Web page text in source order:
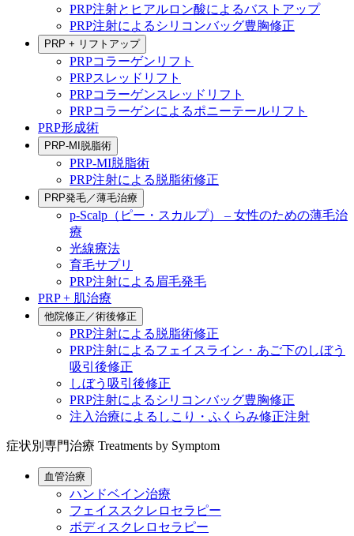
PRP注射とヒアルロン酸によるバストアップ
PRP注射によるシリコンバッグ豊胸修正
PRP + リフトアップ
PRPコラーゲンリフト
PRPスレッドリフト
PRPコラーゲンスレッドリフト
PRPコラーゲンによるポニーテールリフト
PRP形成術
PRP-MI脱脂術
PRP-MI脱脂術
PRP注射による脱脂術修正
PRP発毛／薄毛治療
p-Scalp（ピー・スカルプ） – 女性のための薄毛治
療
光線療法
育毛サプリ
PRP注射による眉毛発毛
PRP + 肌治療
他院修正／術後修正
PRP注射による脱脂術修正
PRP注射によるフェイスライン・あご下のしぼう
吸引後修正
しぼう吸引後修正
PRP注射によるシリコンバッグ豊胸修正
注入治療によるしこり・ふくらみ修正注射
症状別専門治療 Treatments by Symptom
血管治療
ハンドベイン治療
フェイススクレロセラピー
ボディスクレロセラピー